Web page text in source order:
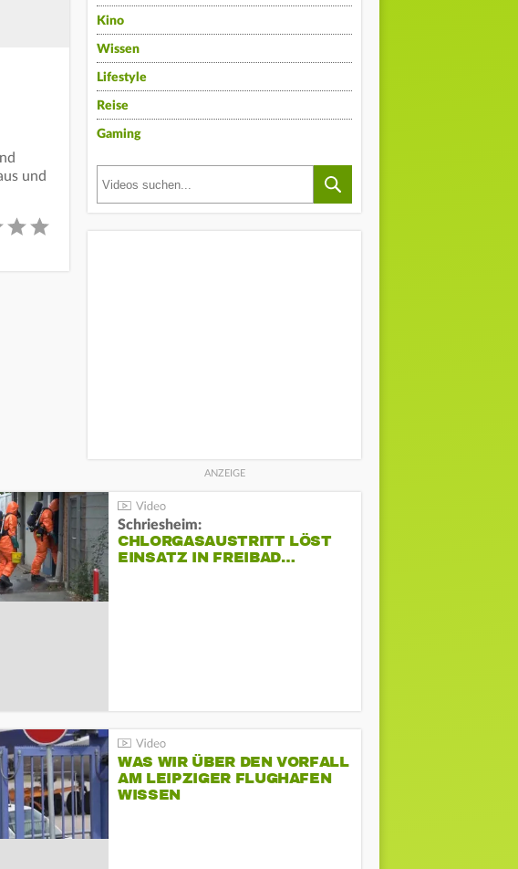
und
Kino
Wissen
Lifestyle
Reise
Gaming
Schriesheim:
CHLORGASAUSTRITT LÖST
EINSATZ IN FREIBAD…
WAS WIR ÜBER DEN VORFALL
AM LEIPZIGER FLUGHAFEN
WISSEN